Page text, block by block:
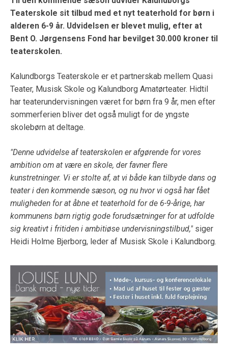
Teaterskole sit tilbud med et nyt teaterhold for børn i
alderen 6-9 år. Udvidelsen er blevet mulig, efter at
Bent O. Jørgensens Fond har bevilget 30.000 kroner til
teaterskolen.
Kalundborgs Teaterskole er et partnerskab mellem Quasi
Teater, Musisk Skole og Kalundborg Amatørteater. Hidtil
har teaterundervisningen været for børn fra 9 år, men efter
sommerferien bliver det også muligt for de yngste
skolebørn at deltage.
"Denne udvidelse af teaterskolen er afgørende for vores
ambition om at være en skole, der favner flere
kunstretninger. Vi er stolte af, at vi både kan tilbyde dans og
teater i den kommende sæson, og nu hvor vi også har fået
muligheden for at åbne et teaterhold for de 6-9-årige, har
kommunens børn rigtig gode forudsætninger for at udfolde
sig kreativt i fritiden i ambitiøse undervisningstilbud,"siger
Heidi Holme Bjerborg, leder af Musisk Skole i Kalundborg.